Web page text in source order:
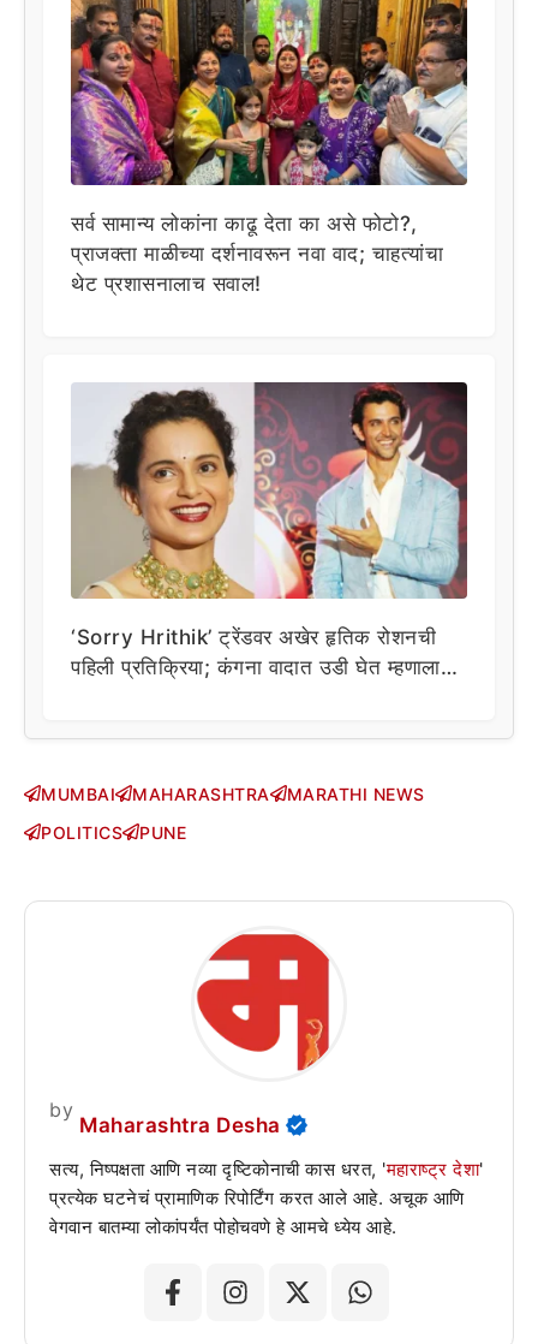
सर्व सामान्य लोकांना काढू देता का असे फोटो?,
प्राजक्ता माळीच्या दर्शनावरून नवा वाद; चाहत्यांचा
थेट प्रशासनालाच सवाल!
‘Sorry Hrithik’ ट्रेंडवर अखेर हृतिक रोशनची
पहिली प्रतिक्रिया; कंगना वादात उडी घेत म्हणाला…
MUMBAI MAHARASHTRA
MARATHI NEWS
POLITICS
PUNE
by
Maharashtra Desha
सत्य, निष्पक्षता आणि नव्या दृष्टिकोनाची कास धरत, 'महाराष्ट्र देशा'
प्रत्येक घटनेचं प्रामाणिक रिपोर्टिंग करत आले आहे. अचूक आणि
वेगवान बातम्या लोकांपर्यंत पोहोचवणे हे आमचे ध्येय आहे.